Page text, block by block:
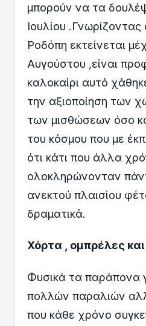
μπορούν να τα
Ιουλίου
Ροδόπη εκτείνεται
Αυγούστου ,είναι
καλοκαίρι αυτό
την αξιοποίηση των
των μισθώσεων όσο
του κόσμου που με
ότι κάτι που άλλα
ολοκληρώνονταν
ανεκτού πλαισίου
δραματικά.
Χόρτα , ομπρέλες και
Φυσικά τα παράπονα
πολλών παραλιών
που κάθε χρόνο